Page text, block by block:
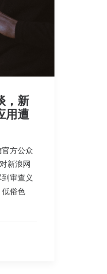
，新
用遭
方公众
新浪网
审查义
低俗色